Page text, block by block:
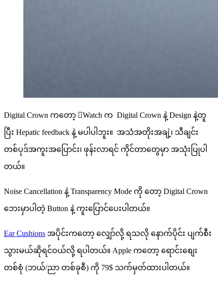
Digital Crown ကတော့ Watch က Digital Crown နဲ့ Design နဲ့တူ
ပြီး Hepatic feedback နဲ့ မပါပါဘူး။ အသံအတိုးအချဲ့၊ သီချင်း
တစ်ပုဒ်အကူးအပြောင်း၊ ဖုန်းလာရင် ကိုင်တာတွေမှာ အသုံးပြုပါ
တယ်။
Noise Cancellation နဲ့ Transparency Mode ကို တော့ Digital Crown
ဘေးမှာပါတဲ့ Button နဲ့ ကူးပြောင်ပေးပါတယ်။
Ear Cushions အပိုင်းကတော့ လျှော်လို့ ရသလို နောက်ပိုင်း ပျက်စီး
သွားမယ်ဆိုရင်ဝယ်လို့ ရပါတယ်။ Apple ကတော့ ရောင်းစျေး
တစ်စုံ (ဘယ်/ညာ တစ်ခုစီ) ကို 79$ သက်မှတ်ထားပါတယ်။